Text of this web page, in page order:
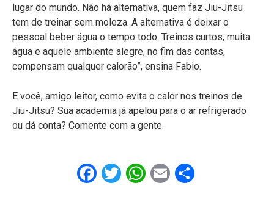
lugar do mundo. Não há alternativa, quem faz Jiu-Jitsu
tem de treinar sem moleza. A alternativa é deixar o
pessoal beber água o tempo todo. Treinos curtos, muita
água e aquele ambiente alegre, no fim das contas,
compensam qualquer calorão”, ensina Fabio.
E você, amigo leitor, como evita o calor nos treinos de
Jiu-Jitsu? Sua academia já apelou para o ar refrigerado
ou dá conta? Comente com a gente.
Facebook
Twitter
WhatsApp
EmailShare